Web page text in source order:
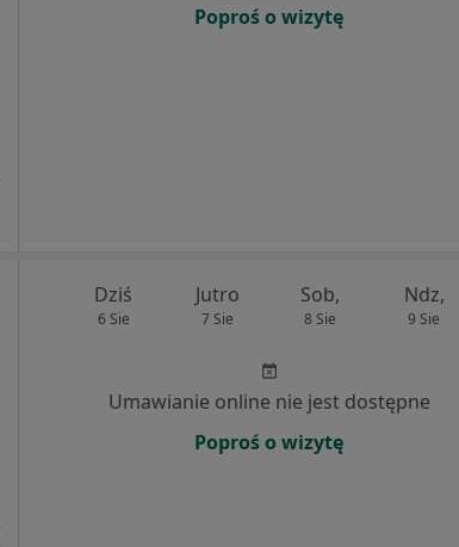
Poproś o wizytę
Dziś
6 Sie
Jutro
7 Sie
Sob,
8 Sie
Ndz,
9 Sie
Umawianie online nie jest dostępne
Poproś o wizytę